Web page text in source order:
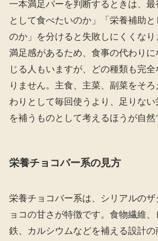
一本満足バーを判断するときは、最
として食べたいのか」「栄養補助
のか」を分けると失敗しにくくなり
満足感があるため、食事の代わり
じる人もいますが、どの種類も完
りません。主食、主菜、副菜をそ
わりとして毎回使うより、足りな
を補うものとして考えるほうが自然
栄養チョコバー系の見方
栄養チョコバー系は、シリアルのザ
ョコの甘さが特徴です。食物繊維、
鉄、カルシウムなどを補える設計の